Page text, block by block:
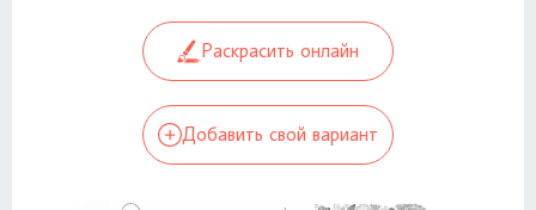
Раскрасить онлайн
Добавить свой вариант